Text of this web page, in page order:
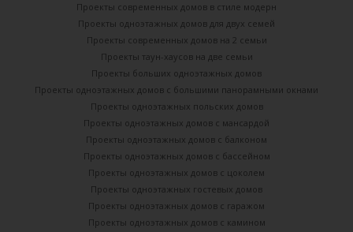
Проекты современных домов в стиле модерн
Проекты одноэтажных домов для двух семей
Проекты современных домов на 2 семьи
Проекты таун-хаусов на две семьи
Проекты больших одноэтажных домов
Проекты одноэтажных домов с большими панорамными окнами
Проекты одноэтажных польских домов
Проекты одноэтажных домов с мансардой
Проекты одноэтажных домов с балконом
Проекты одноэтажных домов с бассейном
Проекты одноэтажных домов с цоколем
Проекты одноэтажных гостевых домов
Проекты одноэтажных домов с гаражом
Проекты одноэтажных домов с камином